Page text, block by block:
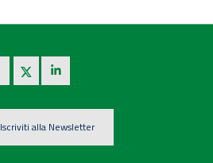
Iscriviti alla Newsletter